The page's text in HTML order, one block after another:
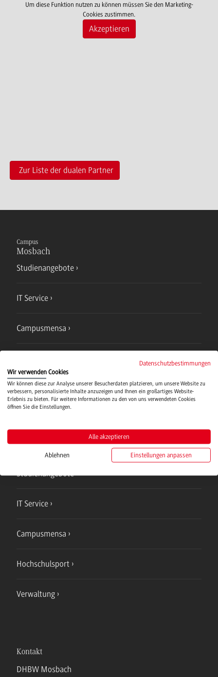
Um diese Funktion nutzen zu können müssen Sie den Marketing-
Cookies zustimmen.
Akzeptieren
Zur Liste der dualen Partner
Campus
Mosbach
Studienangebote
IT Service
Campusmensa
Verwaltung
Bad Mergentheim
Studienangebote
IT Service
Campusmensa
Hochschulsport
Verwaltung
Kontakt
DHBW Mosbach
Datenschutzbestimmungen
Wir verwenden Cookies
Wir können diese zur Analyse unserer Besucherdaten platzieren, um unsere Website zu
verbessern, personalisierte Inhalte anzuzeigen und Ihnen ein großartiges Website-
Erlebnis zu bieten. Für weitere Informationen zu den von uns verwendeten Cookies
öffnen Sie die Einstellungen.
Alle akzeptieren
Ablehnen Einstellungen anpassen